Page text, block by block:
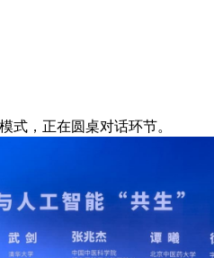
式，正在圆桌对话环节。